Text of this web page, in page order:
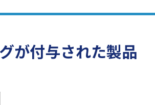
が付与された製品